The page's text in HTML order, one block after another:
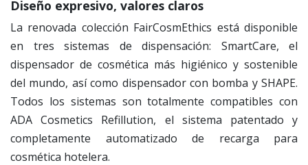
Diseño expresivo, valores claros
La renovada colección FairCosmEthics está disponible
en tres sistemas de dispensación: SmartCare, el
dispensador de cosmética más higiénico y sostenible
del mundo, así como dispensador con bomba y SHAPE.
Todos los sistemas son totalmente compatibles con
ADA Cosmetics Refillution, el sistema patentado y
completamente automatizado de recarga para
cosmética hotelera.